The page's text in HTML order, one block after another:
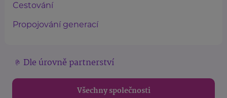
Cestování
Propojování generací
Dle úrovně partnerství
Všechny společnosti